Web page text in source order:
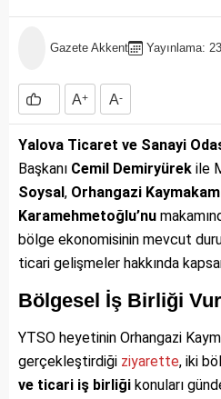
Gazete Akkent Yayınlama:
A+ A-
Yalova Ticaret ve Sanayi
Başkanı Cemil Demiryürek ile
Soysal , Orhangazi
Karamehmetoğlu’nu
bölge ekonomisinin mevcut
ticari gelişmeler hakkında
Bölgesel İş Birliği
YTSO heyetinin Orhangazi
gerçekleştirdiği ziyarette, iki
ve ticari iş birliği konuları